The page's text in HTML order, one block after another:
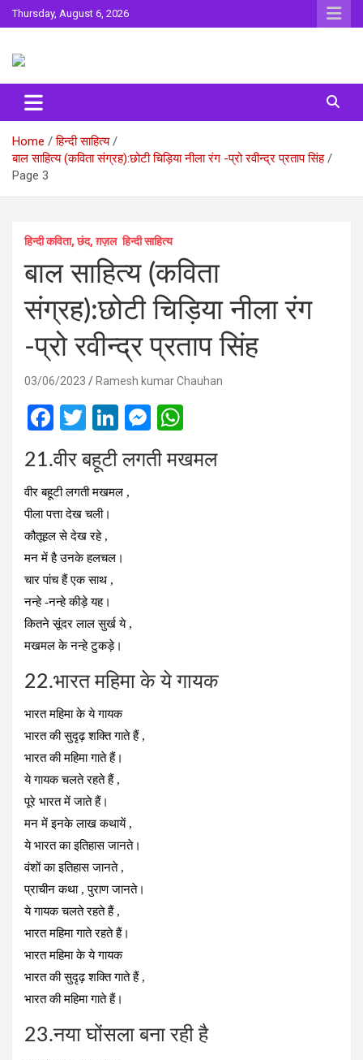
Skip
to
Thursday, August 6, 2026
Surta
Home
हिन्दी साहित्य
बाल साहित्य (कविता संग्रह):छोटी चिड़िया नीला रंग -प्रो रवीन्द्र प्रताप सिंह
Page 3
हिन्दी कविता, छंद, ग़ज़ल हिन्दी साहित्य
बाल साहित्य (कविता
संग्रह):छोटी चिड़िया नीला रंग
-प्रो रवीन्द्र प्रताप सिंह
03/06/2023 Ramesh kumar Chauhan
F
a
ce
b
o
o
k
T
wi
tt
er
Li
ke
dI
M
es
se at
21.वीर बहूटी लगती मखमल
वीर बहूटी लगती मखमल ,
पीला पत्ता देख चली।
कौतूहल से देख रहे ,
मन में है उनके हलचल।
चार पांच हैं एक साथ ,
नन्हे -नन्हे कीड़े यह।
कितने सूंदर लाल सुर्ख ये ,
मखमल के नन्हे टुकड़े।
22.भारत महिमा के ये गायक
भारत महिमा के ये गायक
भारत की सुदृढ़ शक्ति गाते हैं ,
भारत की महिमा गाते हैं।
ये गायक चलते रहते हैं ,
पूरे भारत में जाते हैं।
मन में इनके लाख कथायें ,
ये भारत का इतिहास जानते।
वंशों का इतिहास जानते ,
प्राचीन कथा , पुराण जानते।
ये गायक चलते रहते हैं ,
भारत महिमा गाते रहते हैं।
भारत महिमा के ये गायक
भारत की सुदृढ़ शक्ति गाते हैं ,
भारत की महिमा गाते हैं।
23.नया घोंसला बना रही है